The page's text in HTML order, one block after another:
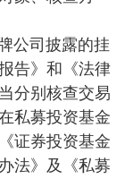
公司披露的挂
告》和《法律
分别核查交易
私募投资基金
证券投资基金
法》及《私募